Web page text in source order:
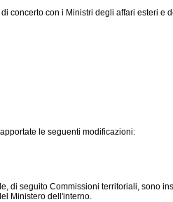
con i Ministri degli affari esteri
le seguenti modificazioni:
seguito Commissioni territoriali, sono
Ministero dell'interno.